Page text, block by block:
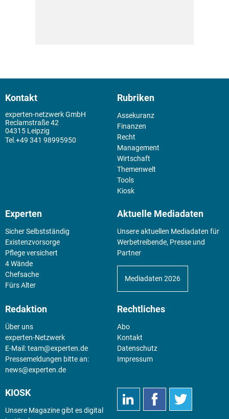
Kontakt
experten-netzwerk GmbH
Reclamstraße 42
04315 Leipzig
+49 341 98995950
Rubriken
Assekuranz
Finanzen
Recht
Management
Wirtschaft
Themenwelt
Tools
Kiosk
Experten
Sicher Selbstständig
Existenz­vorsorge
Pflege versichert
4 Wände
Chefsache
Fürs Alter
Aktuelle Mediadaten
Unsere aktuellen Mediadaten für
Werbetreibende, Presse und
Partner
Mediadaten 2026
Redaktion
Über uns
experten-Netzwerk
E-Mail:team@experten.de
Pressemeldungen bitte an:
news@experten.de
Rechtliches
Abo
Kontakt
Datenschutz
Impressum
KIOSK
Unsere Magazine gibt es digital